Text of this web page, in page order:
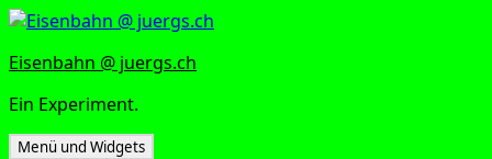
Zum
springen
Eisenbahn @ juergs.ch
Ein Experiment.
Menü und Widgets